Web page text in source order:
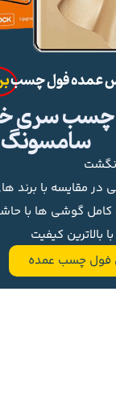
عمده فول چسب
سری
سامسونگ
در مقایسه با برند
گوشی ها با
فول چسب عمده